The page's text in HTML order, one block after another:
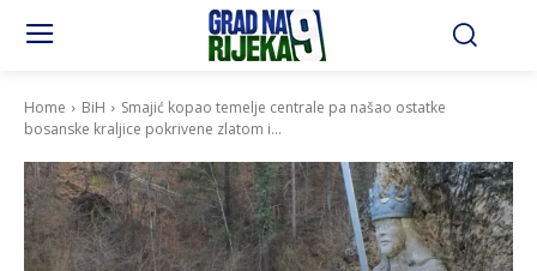
Home BiH
Smajić kopao temelje centrale pa našao ostatke
bosanske kraljice pokrivene zlatom i...